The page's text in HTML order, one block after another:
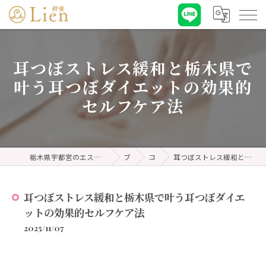
耳つぼストレス緩和と栃木県で
叶う耳つぼダイエットの効果的
セルフケア法
栃木県宇都宮のエステなら耳ツボダイエット&リンパケア 絆愛・リアン ブログ コラム 耳つぼストレス緩和と栃木県で叶う耳つぼダイエットの効果的セルフケア法
耳つぼストレス緩和と栃木県で叶う耳つぼダイエ
ットの効果的セルフケア法
2025/11/07